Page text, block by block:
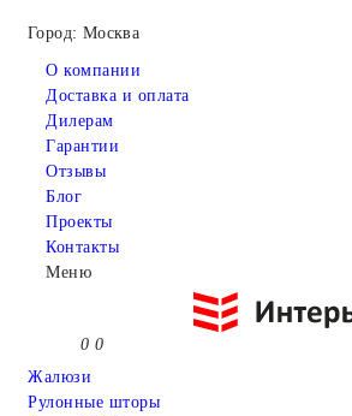
Город: Москва
О компании
Доставка и оплата
Дилерам
Гарантии
Отзывы
Блог
Проекты
Контакты
Меню
0 0
Жалюзи
Рулонные шторы